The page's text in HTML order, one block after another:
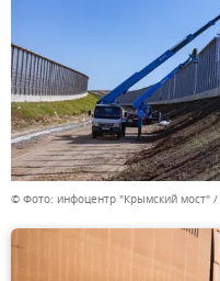
© Фото: инфоцентр "Крымский мост"